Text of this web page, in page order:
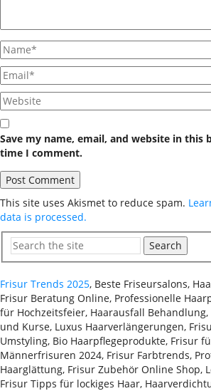
Save my name, email, and website in this
time I comment.
This site uses Akismet to reduce spam.
data is processed.
Search
Frisur Trends 2025, Beste Friseursalons,
Frisur Beratung Online, Professionelle
für Hochzeitsfeier, Haarausfall
und Kurse, Luxus Haarverlängerungen,
Umstyling, Bio Haarpflegeprodukte, Frisur
Männerfrisuren 2024, Frisur Farbtrends,
Haarglättung, Frisur Zubehör Online Shop,
Frisur Tipps für lockiges Haar,